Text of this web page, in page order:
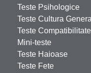
Teste Psihologice
Teste Cultura
Teste Compatibilitate
Mini-teste
Teste Haioase
Teste Fete